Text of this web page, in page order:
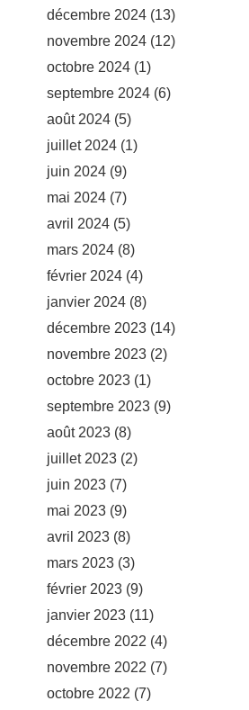
décembre 2024 (13)
novembre 2024 (12)
octobre 2024 (1)
septembre 2024 (6)
août 2024 (5)
juillet 2024 (1)
juin 2024 (9)
mai 2024 (7)
avril 2024 (5)
mars 2024 (8)
février 2024 (4)
janvier 2024 (8)
décembre 2023 (14)
novembre 2023 (2)
octobre 2023 (1)
septembre 2023 (9)
août 2023 (8)
juillet 2023 (2)
juin 2023 (7)
mai 2023 (9)
avril 2023 (8)
mars 2023 (3)
février 2023 (9)
janvier 2023 (11)
décembre 2022 (4)
novembre 2022 (7)
octobre 2022 (7)